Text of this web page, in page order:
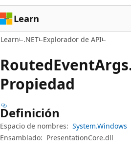
Learn
Learn .NET Explorador de API
RoutedEvent
Propiedad
Definición
Espacio de nombres: System.Windows
Ensamblado: PresentationCore.dll